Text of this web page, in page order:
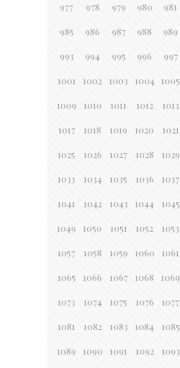
977 978 979 980 981
985 986 987 988 989
993 994 995 996 997
1001 1002 1003 1004 1005
1009 1010 1011 1012 1013
1017 1018 1019 1020 1021
1025 1026 1027 1028 1029
1033 1034 1035 1036 1037
1041 1042 1043 1044 1045
1049 1050 1051 1052 1053
1057 1058 1059 1060 1061
1065 1066 1067 1068 1069
1073 1074 1075 1076 1077
1081 1082 1083 1084 1085
1089 1090 1091 1092 1093